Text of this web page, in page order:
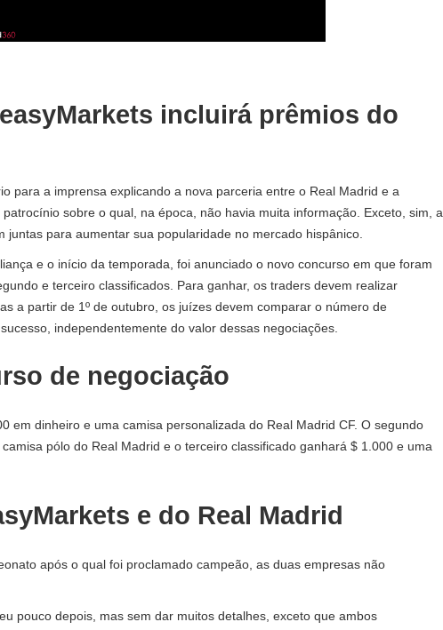
incluirá prêmios do
para a imprensa explicando a nova parceria entre o Real Madrid e a
sobre o qual, na época, não havia muita informação. Exceto, sim, a
juntas para aumentar sua popularidade no mercado hispânico.
e o início da temporada, foi anunciado o novo concurso em que foram
e terceiro classificados. Para ganhar, os traders devem realizar
a partir de 1º de outubro, os juízes devem comparar o número de
independentemente do valor dessas negociações.
de negociação
em dinheiro e uma camisa personalizada do Real Madrid CF. O segundo
pólo do Real Madrid e o terceiro classificado ganhará $ 1.000 e uma
e do Real Madrid
após o qual foi proclamado campeão, as duas empresas não
pouco depois, mas sem dar muitos detalhes, exceto que ambos